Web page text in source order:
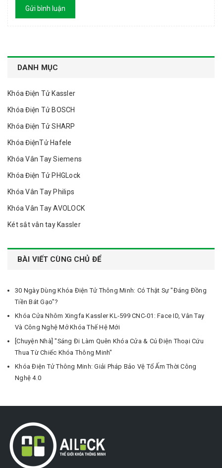
Gửi bình luận
DANH MỤC
Khóa Điện Tử Kassler
Khóa Điện Tử BOSCH
Khóa Điện Tử SHARP
Khóa ĐiệnTử Hafele
Khóa Vân Tay Siemens
Khóa Điện Tử PHGLock
Khóa Vân Tay Philips
Khóa Vân Tay AVOLOCK
Két sắt vân tay Kassler
BÀI VIẾT CÙNG CHỦ ĐỂ
30 Ngày Dùng Khóa Điện Tử Thông Minh: Có Thật Sự "Đáng Đồng
Tiền Bát Gạo"?
Khóa Cửa Nhôm Xingfa Kassler KL-599 CNC-01: Face ID, Vân Tay
Và Công Nghệ Mở Khóa Thế Hệ Mới
[Chuyện Nhà] "Sáng Đi Làm Quên Khóa Cửa & Cú Điện Thoại Cứu
Thua Từ Chiếc Khóa Thông Minh"
Khóa Điện Tử Thông Minh: Giải Pháp Bảo Vệ Tổ Ấm Thời Công
Nghệ 4.0